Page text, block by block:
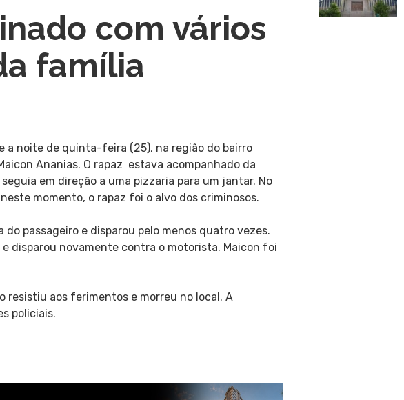
com vários
família
a noite de quinta-feira (25), na região do bairro
Ananias. O rapaz estava acompanhado da
em direção a uma pizzaria para um jantar. No
momento, o rapaz foi o alvo dos criminosos.
passageiro e disparou pelo menos quatro vezes.
disparou novamente contra o motorista. Maicon foi
resistiu aos ferimentos e morreu no local. A
policiais.